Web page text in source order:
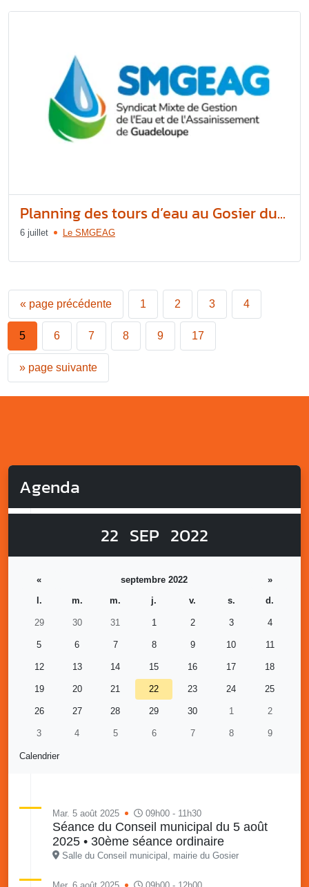
Planning des tours d’eau au Gosier du...
6 juillet Le SMGEAG
« page précédente 1 2 3 4
5 6 7 8 9 17
» page suivante
Agenda
22 SEP 2022
Calendrier
« septembre 2022
»
l.
m. m. j. v. s. d.
29 30 31 1 2 3 4
5 6 7 8 9 10 11
12 13 14 15 16 17 18
19 20 21 22 23 24 25
26 27 28 29 30 1 2
3 4 5 6 7 8 9
Mar. 5 août 2025 09h00 - 11h30
Séance du Conseil municipal du 5 août
2025 • 30ème séance ordinaire
Salle du Conseil municipal, mairie du Gosier
Mer. 6 août 2025 09h00 - 12h00